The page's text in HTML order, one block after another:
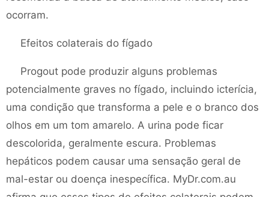
ocorram.
Efeitos colaterais do fígado
Progout pode produzir alguns problemas
potencialmente graves no fígado, incluindo icterícia,
uma condição que transforma a pele e o branco dos
olhos em um tom amarelo. A urina pode ficar
descolorida, geralmente escura. Problemas
hepáticos podem causar uma sensação geral de
mal-estar ou doença inespecífica. MyDr.com.au